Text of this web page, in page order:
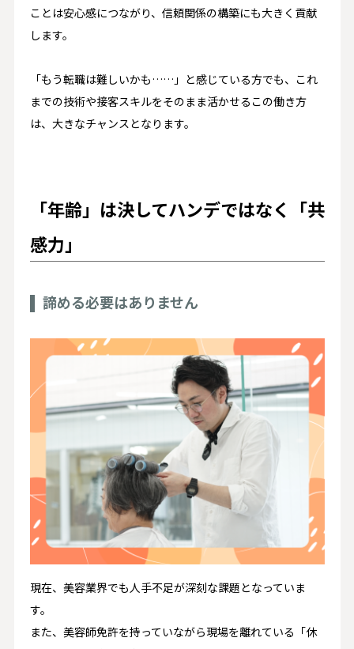
ことは安心感につながり、信頼関係の構築にも大きく貢献
します。
「もう転職は難しいかも……」と感じている方でも、これ
までの技術や接客スキルをそのまま活かせるこの働き方
は、大きなチャンスとなります。
「年齢」は決してハンデではなく「共
感力」
諦める必要はありません
現在、美容業界でも人手不足が深刻な課題となっていま
す。
また、美容師免許を持っていながら現場を離れている「休